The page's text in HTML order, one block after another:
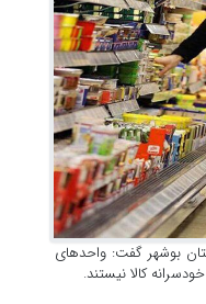
بوشهر گفت: واحدهای
کالا نیستند.